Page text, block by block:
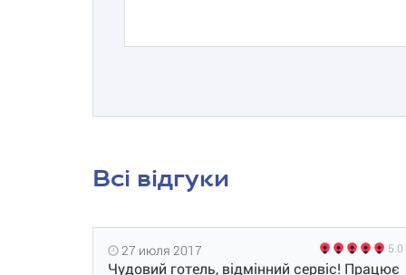
Всі відгуки
27 июля 2017 5.0
Чудовий готель, відмінний сервіс! Працює